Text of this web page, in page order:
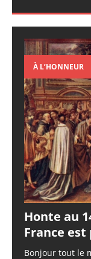
À L’HONNEUR
Honte au
France est
Bonjour tout le